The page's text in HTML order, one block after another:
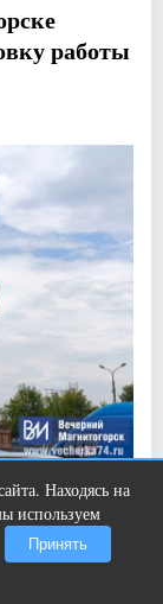
работы
13 6
Находясь на
используем
Принять
вас без
раз